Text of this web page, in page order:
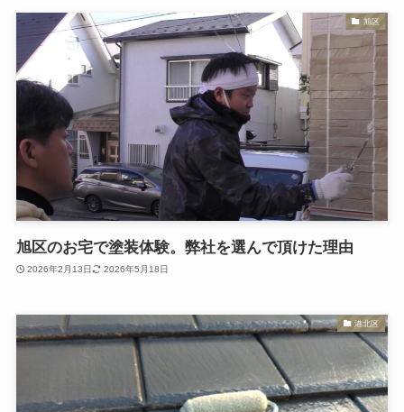
旭区
旭区のお宅で塗装体験。弊社を選んで頂けた理由
2026年2月13日 2026年5月18日
港北区